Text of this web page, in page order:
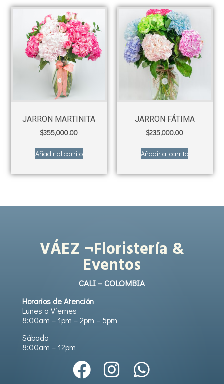
JARRON MARTINITA
$355,000.00
Añadir al carrito
JARRON FÁTIMA
$235,000.00
Añadir al carrito
VÁEZ ¬Floristería &
Eventos
CALI – COLOMBIA
Horarios de Atención
Lunes a Viernes
8:00am – 1pm – 2pm – 5pm
Sábado
8:00am – 12pm